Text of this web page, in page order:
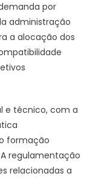
do
do
por
administração
a alocação dos
e técnico, com a
formação
regulamentação
relacionadas a